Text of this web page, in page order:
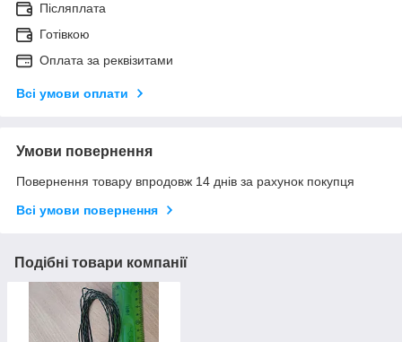
Післяплата
Готівкою
Оплата за реквізитами
Всі умови оплати
Умови повернення
Повернення товару впродовж 14 днів за рахунок покупця
Всі умови повернення
Подібні товари компанії